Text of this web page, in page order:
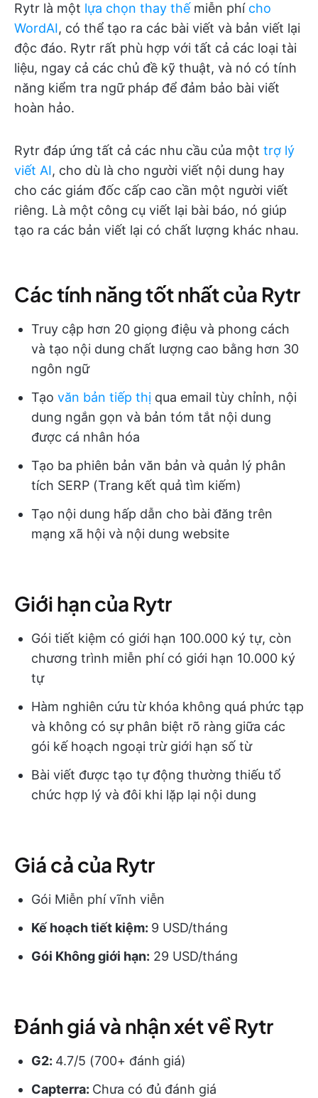
Rytr là một lựa chọn thay thế miễn phí cho
WordAI, có thể tạo ra các bài viết và bản viết lại
độc đáo. Rytr rất phù hợp với tất cả các loại tài
liệu, ngay cả các chủ đề kỹ thuật, và nó có tính
năng kiểm tra ngữ pháp để đảm bảo bài viết
hoàn hảo.
Rytr đáp ứng tất cả các nhu cầu của một trợ lý
viết AI, cho dù là cho người viết nội dung hay
cho các giám đốc cấp cao cần một người viết
riêng. Là một công cụ viết lại bài báo, nó giúp
tạo ra các bản viết lại có chất lượng khác nhau.
Các tính năng tốt nhất của Rytr
Truy cập hơn 20 giọng điệu và phong cách
và tạo nội dung chất lượng cao bằng hơn 30
ngôn ngữ
Tạo văn bản tiếp thị qua email tùy chỉnh, nội
dung ngắn gọn và bản tóm tắt nội dung
được cá nhân hóa
Tạo ba phiên bản văn bản và quản lý phân
tích SERP (Trang kết quả tìm kiếm)
Tạo nội dung hấp dẫn cho bài đăng trên
mạng xã hội và nội dung website
Giới hạn của Rytr
Gói tiết kiệm có giới hạn 100.000 ký tự, còn
chương trình miễn phí có giới hạn 10.000 ký
tự
Hàm nghiên cứu từ khóa không quá phức tạp
và không có sự phân biệt rõ ràng giữa các
gói kế hoạch ngoại trừ giới hạn số từ
Bài viết được tạo tự động thường thiếu tổ
chức hợp lý và đôi khi lặp lại nội dung
Giá cả của Rytr
Gói Miễn phí vĩnh viễn
Kế hoạch tiết kiệm: 9 USD/tháng
Gói Không giới hạn: 29 USD/tháng
Đánh giá và nhận xét về Rytr
G2: 4.7/5 (700+ đánh giá)
Capterra: Chưa có đủ đánh giá